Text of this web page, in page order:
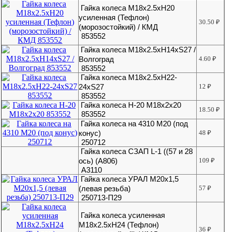
Гайка колеса М18х2.5хH20
усиленная (Тефлон)
(морозостойкий) / КМД
853552
30.50₽
Гайка колеса М18х2.5хН14хS27 /
Волгоград
853552
4.60₽
Гайка колеса М18х2.5хН22-
24хS27
853552
12₽
Гайка колеса Н-20 М18х2х20
853552
18.50₽
Гайка колеса на 4310 М20 (под
конус)
250712
48₽
Гайка колеса СЗАП L-1 ((57 и 28
ось) (А806)
А3110
109₽
Гайка колеса УРАЛ М20х1,5
(левая резьба)
250713-П29
57₽
Гайка колеса усиленная
М18х2.5хH24 (Тефлон)
36₽